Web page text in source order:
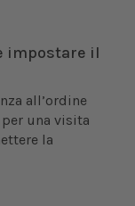
impostare il
all’ordine
una visita
la